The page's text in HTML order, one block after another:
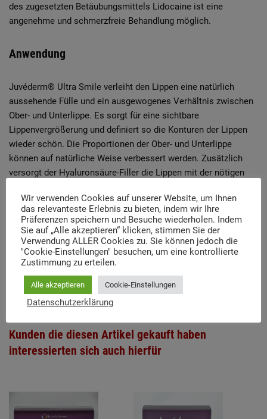
des zugesetzten Betäubungsmittels Lidocaine ist eine
angenehme und schmerzfreie Behandlung möglich.
Anwendung
Juvéderm® Ultra Smile verleiht den Lippen eine natürlich
aussehende Fülle und ein ausgewogenes Verhältnis zwischen
Ober- und Unterlippe. Es sorgt für eine sichtbare
Lippenvergrößerung und definiert so die Konturen der Lippen
wieder schön. Die Proportionen der Ober- und Unterlippe
können auf natürliche Weise verbessert werden. Zusätzlich
versorgt der Hyaluronsäure-Filler die Lippen mit der nötigen
die Lippen fühlen wieder weich und geschmeidig an. Darüber
hinaus können Sie das Produkt in die Lippen injizieren, um
nach Belieben Volumen hinzuzufügen.
Anwendungsgebiet(e)
Volumenaufbau und Modellierung der Lippen
Kunden die diesen Artikel gekauft haben
interessierten sich auch hierfür
Wir verwenden Cookies auf unserer Website, um Ihnen
das relevanteste Erlebnis zu bieten, indem wir Ihre
Präferenzen speichern und Besuche wiederholen. Indem
Sie auf „Alle akzeptieren“ klicken, stimmen Sie der
Verwendung ALLER Cookies zu. Sie können jedoch die
"Cookie-Einstellungen" besuchen, um eine kontrollierte
Zustimmung zu erteilen.
Alle akzeptieren Cookie-Einstellungen
Datenschutzerklärung